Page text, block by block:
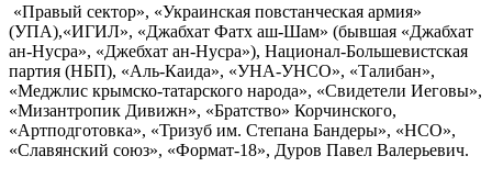
«Правый сектор», «Украинская повстанческая армия»
(УПА),«ИГИЛ», «Джабхат Фатх аш-Шам» (бывшая «Джабхат
ан-Нусра», «Джебхат ан-Нусра»), Национал-Большевистская
партия (НБП), «Аль-Каида», «УНА-УНСО», «Талибан»,
«Меджлис крымско-татарского народа», «Свидетели Иеговы»,
«Мизантропик Дивижн», «Братство» Корчинского,
«Артподготовка», «Тризуб им. Степана Бандеры», «НСО»,
«Славянский союз», «Формат-18», Дуров Павел Валерьевич.